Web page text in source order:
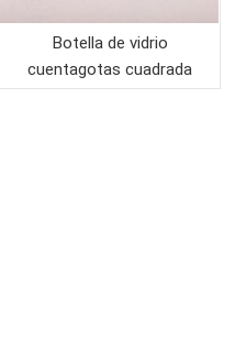
Botella de vidrio
cuentagotas cuadrada
colorida vacía de 15 ml